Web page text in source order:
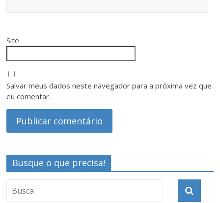
Site
Salvar meus dados neste navegador para a próxima vez que
eu comentar.
Busque o que precisa!